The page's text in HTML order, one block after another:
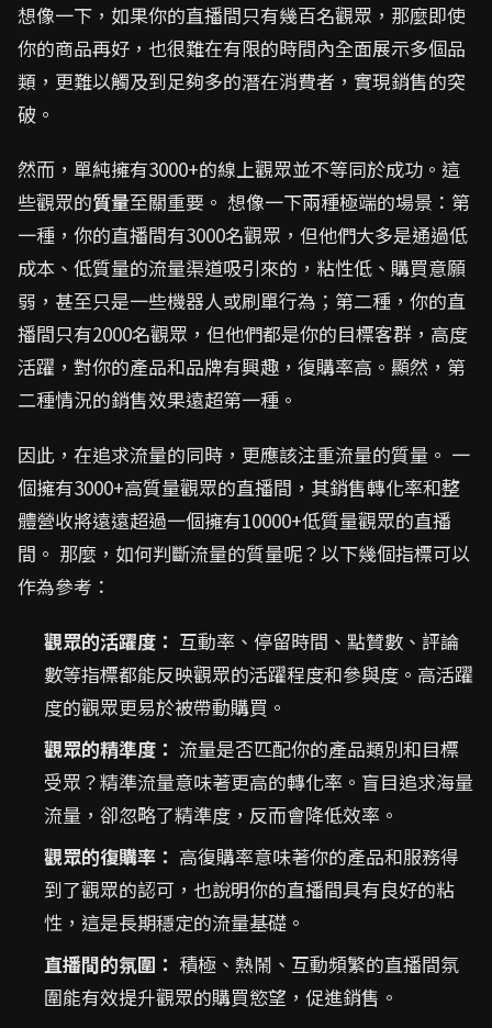
想像一下，如果你的直播間只有幾百名觀眾，那麼即使
你的商品再好，也很難在有限的時間內全面展示多個品
類，更難以觸及到足夠多的潛在消費者，實現銷售的突
破。
然而，單純擁有3000+的線上觀眾並不等同於成功。這
些觀眾的質量至關重要。 想像一下兩種極端的場景：第
一種，你的直播間有3000名觀眾，但他們大多是通過低
成本、低質量的流量渠道吸引來的，粘性低、購買意願
弱，甚至只是一些機器人或刷單行為；第二種，你的直
播間只有2000名觀眾，但他們都是你的目標客群，高度
活躍，對你的產品和品牌有興趣，復購率高。顯然，第
二種情況的銷售效果遠超第一種。
因此，在追求流量的同時，更應該注重流量的質量。 一
個擁有3000+高質量觀眾的直播間，其銷售轉化率和整
體營收將遠遠超過一個擁有10000+低質量觀眾的直播
間。 那麼，如何判斷流量的質量呢？以下幾個指標可以
作為參考：
觀眾的活躍度： 互動率、停留時間、點贊數、評論
數等指標都能反映觀眾的活躍程度和參與度。高活躍
度的觀眾更易於被帶動購買。
觀眾的精準度： 流量是否匹配你的產品類別和目標
受眾？精準流量意味著更高的轉化率。盲目追求海量
流量，卻忽略了精準度，反而會降低效率。
觀眾的復購率： 高復購率意味著你的產品和服務得
到了觀眾的認可，也說明你的直播間具有良好的粘
性，這是長期穩定的流量基礎。
直播間的氛圍： 積極、熱鬧、互動頻繁的直播間氛
圍能有效提升觀眾的購買慾望，促進銷售。